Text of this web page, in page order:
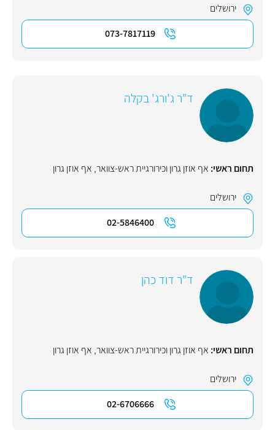
ירושלים
073-7817119
ד"ר ג'ורג' בקלה
תחום ראשי: אף אוזן גרון וכירורגיית ראש-צוואר, אף אוזן גרון
ירושלים
02-5846400
ד"ר דוד כהן
תחום ראשי: אף אוזן גרון וכירורגיית ראש-צוואר, אף אוזן גרון
ירושלים
02-6706666